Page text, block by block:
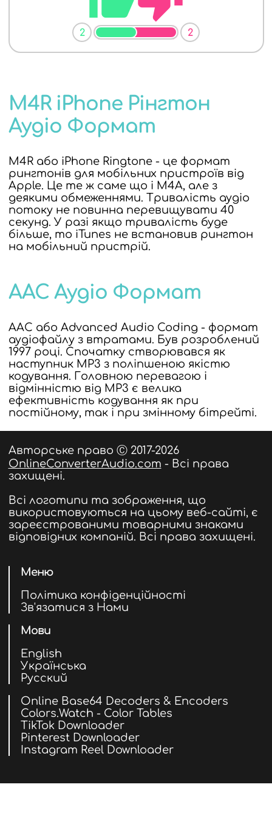
2 2
M4R iPhone Рінгтон
Аудіо Формат
M4R або iPhone Ringtone - це формат
рингтонів для мобільних пристроїв від
Apple. Це те ж саме що і M4A, але з
деякими обмеженнями. Тривалість аудіо
потоку не повинна перевищувати 40
секунд. У разі якщо тривалість буде
більше, то iTunes не встановив рингтон
на мобільний пристрій.
AAC Аудіо Формат
AAC або Advanced Audio Coding - формат
аудіофайлу з втратами. Був розроблений
1997 році. Спочатку створювався як
наступник MP3 з поліпшеною якістю
кодування. Головною перевагою і
відмінністю від MP3 є велика
ефективність кодування як при
постійному, так і при змінному бітрейті.
Авторське право Ⓒ 2017-2026
OnlineConverterAudio.com - Всі права
захищені.
Всі логотипи та зображення, що
використовуються на цьому веб-сайті, є
зареєстрованими товарними знаками
відповідних компаній. Всі права захищені.
Меню
Політика конфіденційності
Зв'язатися з Нами
Мови
English
Українська
Русский
Online Base64 Decoders & Encoders
Colors.Watch - Color Tables
TikTok Downloader
Pinterest Downloader
Instagram Reel Downloader